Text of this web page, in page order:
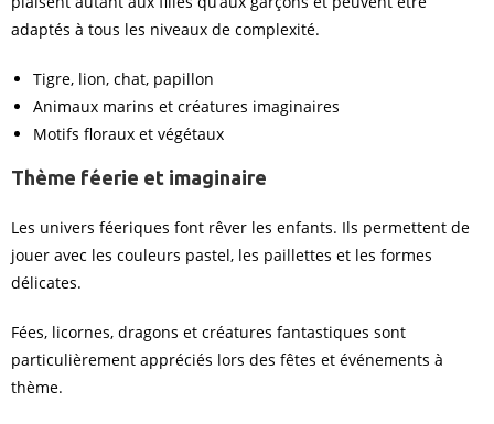
adaptés à tous les niveaux de complexité.
Tigre, lion, chat, papillon
Animaux marins et créatures imaginaires
Motifs floraux et végétaux
Thème féerie et imaginaire
Les univers féeriques font rêver les enfants. Ils permettent de
jouer avec les couleurs pastel, les paillettes et les formes
délicates.
Fées, licornes, dragons et créatures fantastiques sont
particulièrement appréciés lors des fêtes et événements à
thème.